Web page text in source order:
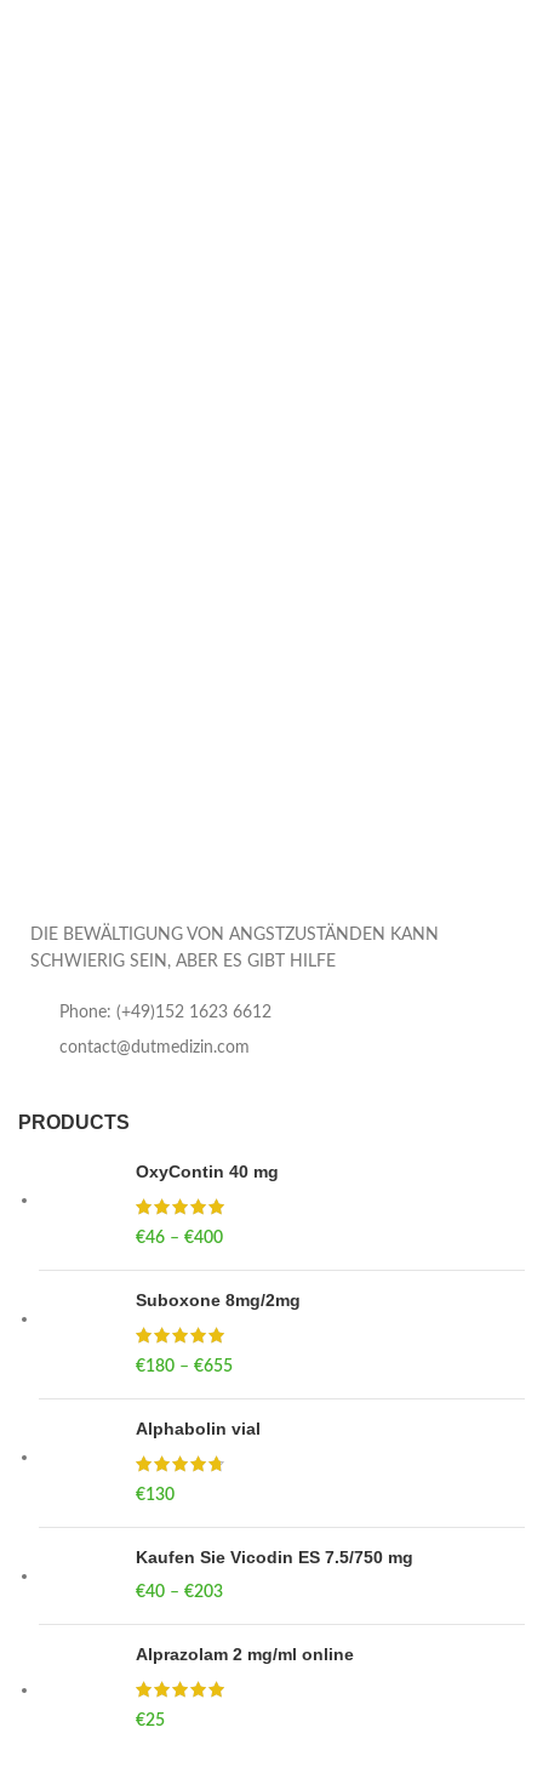
DIE BEWÄLTIGUNG VON ANGSTZUSTÄNDEN KANN
SCHWIERIG SEIN, ABER ES GIBT HILFE
Phone: (+49)152 1623 6612
contact@dutmedizin.com
PRODUCTS
OxyContin 40 mg
€46 – €400
Suboxone 8mg/2mg
€180 – €655
Alphabolin vial
€130
Kaufen Sie Vicodin ES 7.5/750 mg
€40 – €203
Alprazolam 2 mg/ml online
€25